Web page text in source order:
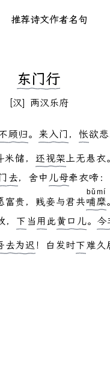
推荐诗文作者名句
东门行
汉 两汉乐府
顾归。 来入门 ，怅
米储， 还视架
去，舍中 儿母牵衣啼：
富贵，贱妾与君共哺
bǔ
糜
mí
。
， 下 当 用 此黄口儿。 今
去为迟 ！白发时下难久